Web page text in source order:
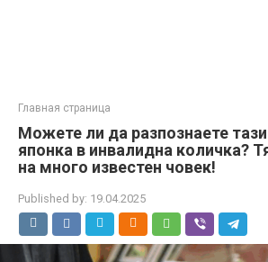
Главная страница
Можете ли да разпознаете
японка в инвалидна количка?
на много известен човек!
Published by: 19.04.2025